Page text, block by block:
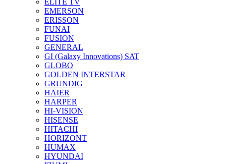
ELITE TV
EMERSON
ERISSON
FUNAI
FUSION
GENERAL
GI (Galaxy Innovations) SAT
GLOBO
GOLDEN INTERSTAR
GRUNDIG
HAIER
HARPER
HI-VISION
HISENSE
HITACHI
HORIZONT
HUMAX
HYUNDAI